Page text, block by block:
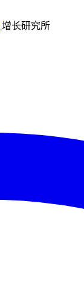
增长研究所